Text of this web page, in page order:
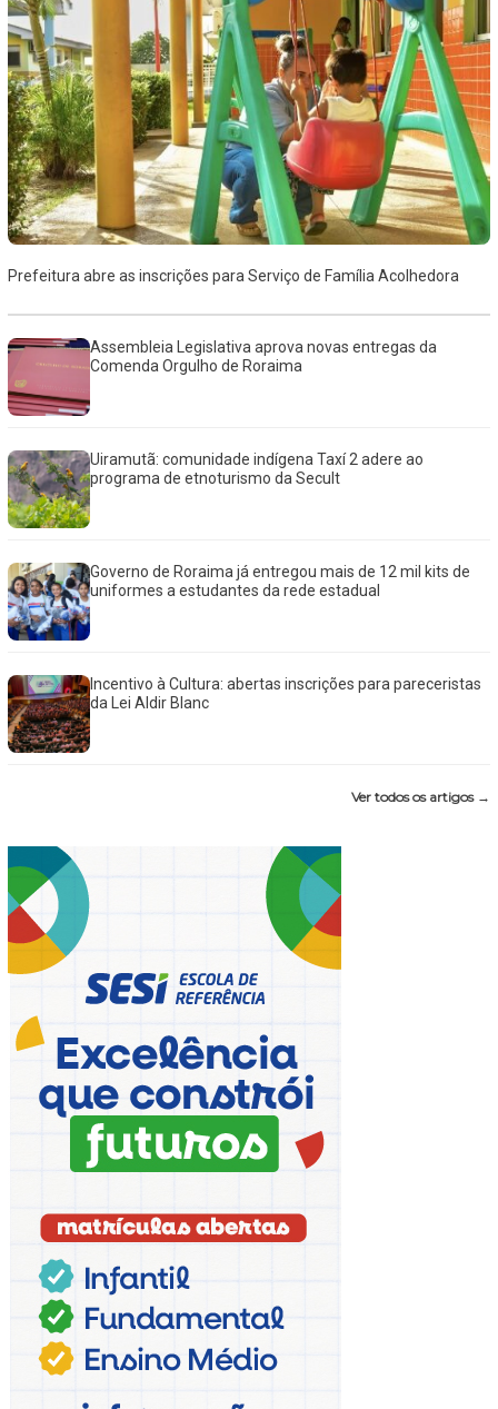
Prefeitura abre as inscrições para Serviço de Família Acolhedora
Assembleia Legislativa aprova novas entregas da
Comenda Orgulho de Roraima
Uiramutã: comunidade indígena Taxí 2 adere ao
programa de etnoturismo da Secult
Governo de Roraima já entregou mais de 12 mil kits de
uniformes a estudantes da rede estadual
Incentivo à Cultura: abertas inscrições para pareceristas
da Lei Aldir Blanc
Ver todos os artigos →